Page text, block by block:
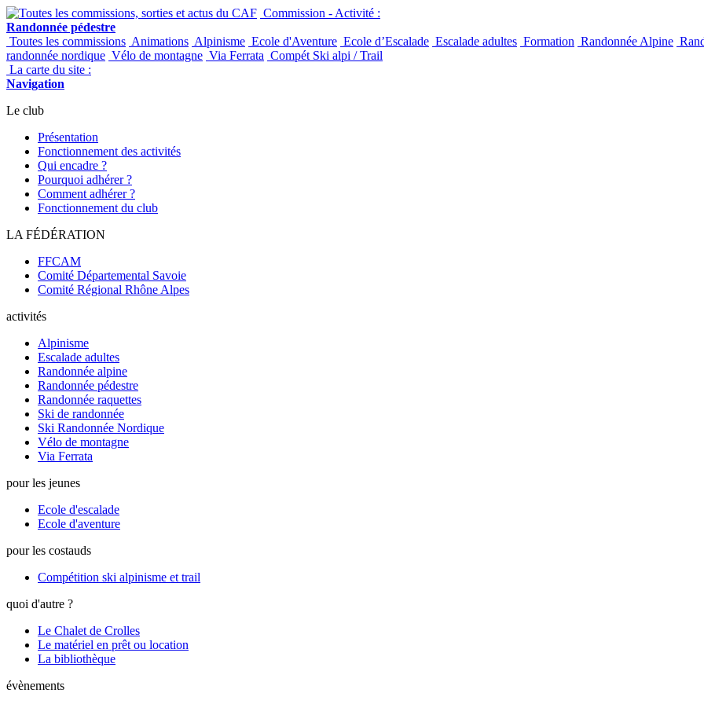
Commission - Activité :
Randonnée pédestre
Toutes les commissions Animations Alpinisme Ecole d'Aventure Ecole d’Escalade Escalade adultes Formation Randonnée Alpine
randonnée nordique Vélo de montagne Via Ferrata Compét Ski alpi / Trail
La carte du site :
Navigation
Le club
Présentation
Fonctionnement des activités
Qui encadre ?
Pourquoi adhérer ?
Comment adhérer ?
Fonctionnement du club
LA FÉDÉRATION
FFCAM
Comité Départemental Savoie
Comité Régional Rhône Alpes
activités
Alpinisme
Escalade adultes
Randonnée alpine
Randonnée pédestre
Randonnée raquettes
Ski de randonnée
Ski Randonnée Nordique
Vélo de montagne
Via Ferrata
pour les jeunes
Ecole d'escalade
Ecole d'aventure
pour les costauds
Compétition ski alpinisme et trail
quoi d'autre ?
Le Chalet de Crolles
Le matériel en prêt ou location
La bibliothèque
évènements